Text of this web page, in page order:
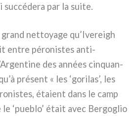
par la sui­te.
grand net­toya­ge qu’Ivereigh
entre péro­ni­stes anti-
des années cin­quan­
pré­sent « les ‘gori­las’, les
éta­ient dans le camp
‘pue­blo’ était avec Bergoglio